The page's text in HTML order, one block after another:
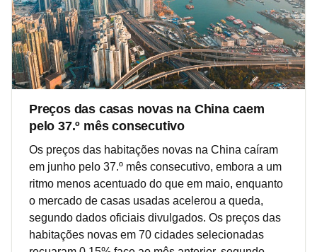
Preços das casas novas na China caem
pelo 37.º mês consecutivo
Os preços das habitações novas na China caíram
em junho pelo 37.º mês consecutivo, embora a um
ritmo menos acentuado do que em maio, enquanto
o mercado de casas usadas acelerou a queda,
segundo dados oficiais divulgados. Os preços das
habitações novas em 70 cidades selecionadas